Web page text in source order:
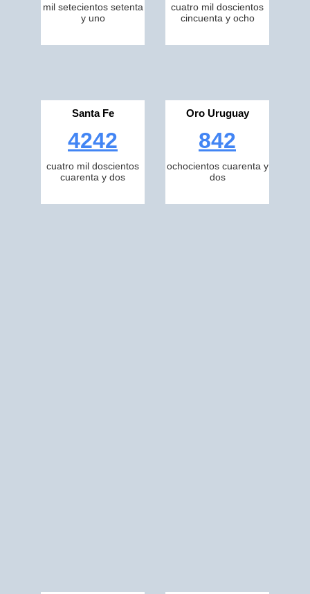
mil setecientos setenta
y uno
cuatro mil doscientos
cincuenta y ocho
Santa Fe
4242
cuatro mil doscientos
cuarenta y dos
Oro Uruguay
842
ochocientos cuarenta y
dos